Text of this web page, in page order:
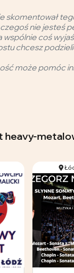
skomentował
nie jesteś
wspólnie coś
chcesz
może pomóc
heavy-